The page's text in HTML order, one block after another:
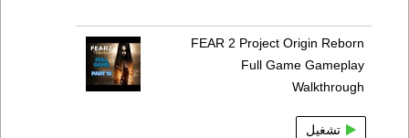
FEAR 2 Project Origin Reborn
Full Game Gameplay
Walkthrough
تشغيل